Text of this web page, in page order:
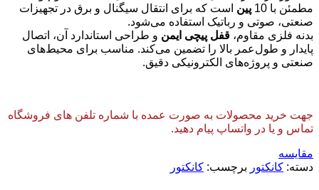
مطمئن با 10
پین است که برای انتقال سیگنال و برق در تجهیزات
صنعتی، صوتی و رباتیک استفاده می‌شود.
بدنه فلزی مقاوم، قفل پیچی ایمن و طراحی استاندارد آن، اتصال
پایدار و طول‌عمر بالا را تضمین می‌کند. مناسب برای محیط‌های
صنعتی و پروژه‌های الکترونیکی دقیق.
جهت خرید محصولات به صورت عمده با شماره تلفن های فروشگاه
تماس و یا در واتساپ پیام دهید.
مقایسه
دسته: کانکتور برچسب: کانکتور